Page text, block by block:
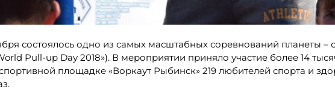
состоялось одно из самых масштабных соревнований планеты
Pull-up Day 2018»). В мероприятии приняло участие более 14
площадке «Воркаут Рыбинск» 219 любителей спорта и